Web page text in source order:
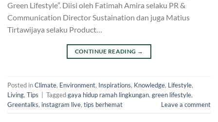
Green Lifestyle”. Diisi oleh Fatimah Amira selaku PR &
Communication Director Sustaination dan juga Matius
Tirtawijaya selaku Product…
CONTINUE READING →
Posted inClimate, Environment, Inspirations, Knowledge, Lifestyle,
Living, Tips Taggedgaya hidup ramah lingkungan, green lifestyle,
Greentalks, instagram live, tips berhemat Leave a comment